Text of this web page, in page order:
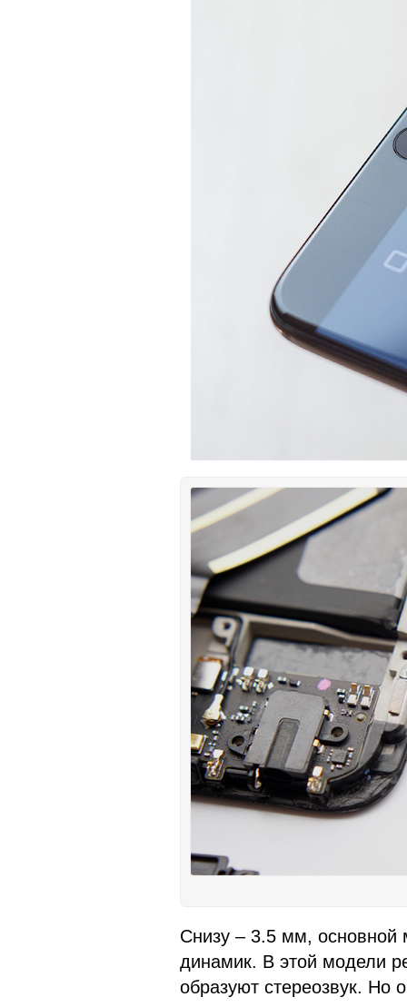
Снизу – 3.5 мм, основной
динамик. В этой модели
образуют стереозвук. Но